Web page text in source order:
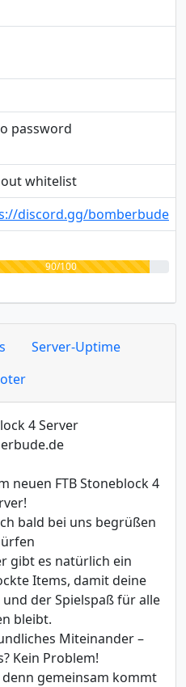
password
whitelist
discord.gg/bomberbude
90/100
Server-Uptime
4 Server
neuen FTB Stoneblock 4
bald bei uns begrüßen
gibt es natürlich ein
Items, damit deine
der Spielspaß für alle
bleibt.
Miteinander –
Kein Problem!
gemeinsam kommt